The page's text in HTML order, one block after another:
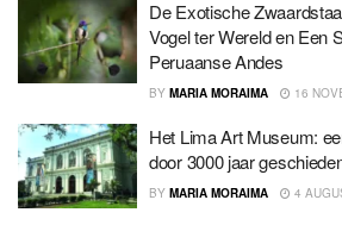
De Exotische
Vogel ter Wereld en Een
Peruaanse Andes
BY MARIA MORAIMA 16
Het Lima Art Museum:
door 3000 jaar
BY MARIA MORAIMA 4